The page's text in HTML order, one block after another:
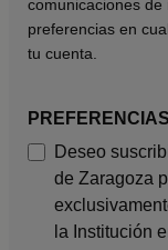
comunicaciones
preferencias en
tu cuenta.
Deseo
de Zaragoza
la Institución